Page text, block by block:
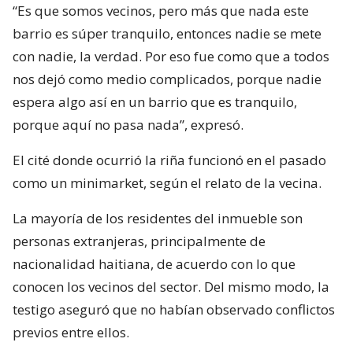
“Es que somos vecinos, pero más que nada este
barrio es súper tranquilo, entonces nadie se mete
con nadie, la verdad. Por eso fue como que a todos
nos dejó como medio complicados, porque nadie
espera algo así en un barrio que es tranquilo,
porque aquí no pasa nada”, expresó.
El cité donde ocurrió la riña funcionó en el pasado
como un minimarket, según el relato de la vecina.
La mayoría de los residentes del inmueble son
personas extranjeras, principalmente de
nacionalidad haitiana, de acuerdo con lo que
conocen los vecinos del sector. Del mismo modo, la
testigo aseguró que no habían observado conflictos
previos entre ellos.